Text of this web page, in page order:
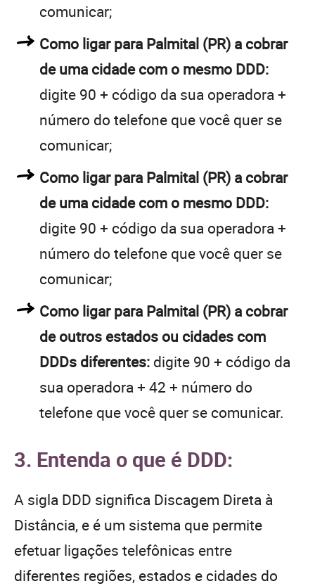
comunicar;
Como ligar para Palmital (PR) a cobrar
de uma cidade com o mesmo DDD:
digite 90 + código da sua operadora +
número do telefone que você quer se
comunicar;
Como ligar para Palmital (PR) a cobrar
de uma cidade com o mesmo DDD:
digite 90 + código da sua operadora +
número do telefone que você quer se
comunicar;
Como ligar para Palmital (PR) a cobrar
de outros estados ou cidades com
DDDs diferentes: digite 90 + código da
sua operadora + 42 + número do
telefone que você quer se comunicar.
3. Entenda o que é DDD:
A sigla DDD significa Discagem Direta à
Distância, e é um sistema que permite
efetuar ligações telefônicas entre
diferentes regiões, estados e cidades do